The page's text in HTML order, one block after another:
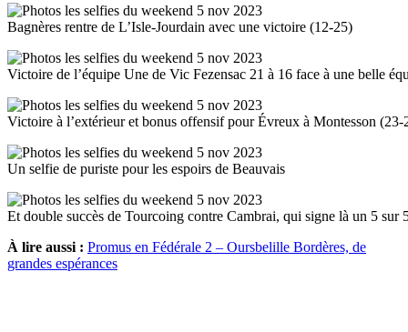
Bagnères rentre de L’Isle-Jourdain avec une victoire (12-25)
Victoire de l’équipe Une de Vic Fezensac 21 à 16 face à une belle
Victoire à l’extérieur et bonus offensif pour Évreux à Montesson (23-
Un selfie de puriste pour les espoirs de Beauvais
Et double succès de Tourcoing contre Cambrai, qui signe là un 5 sur
À lire aussi : Promus en Fédérale 2 – Oursbelille Bordères, de
grandes espérances